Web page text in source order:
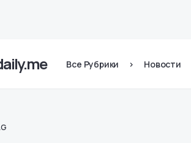
Все Рубрики > Новости